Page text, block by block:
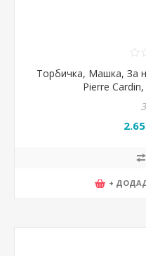
Торбичка, Машка, За
Pierre
+